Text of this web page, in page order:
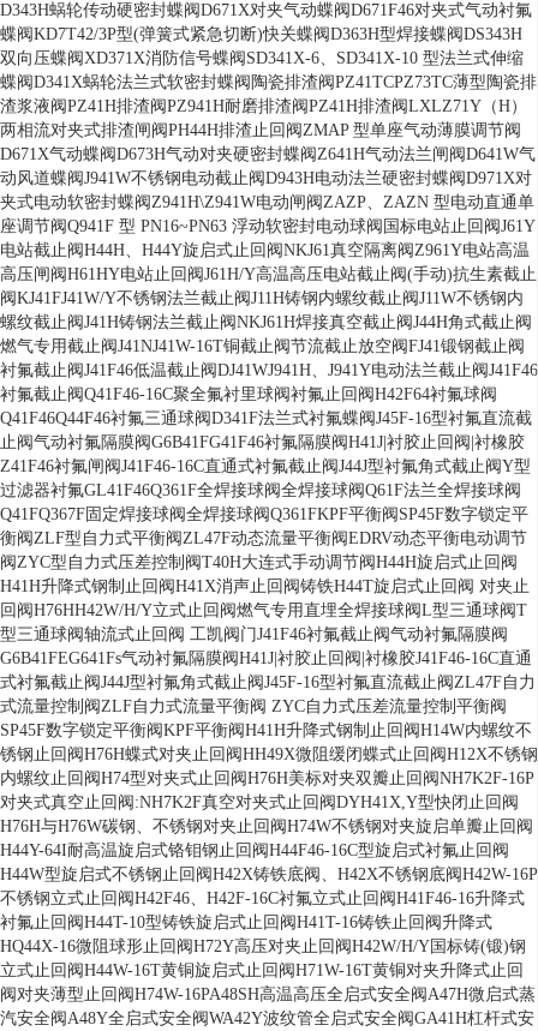
D343H蜗轮传动硬密封蝶阀D671X对夹气动蝶阀D671F46对夹式气动衬氟
蝶阀KD7T42/3P型(弹簧式紧急切断)快关蝶阀D363H型焊接蝶阀DS343H
双向压蝶阀XD371X消防信号蝶阀 SD341X-6、SD341X-10 型法兰式伸缩
蝶阀D341X蜗轮法兰式软密封蝶阀 陶瓷排渣阀PZ41TCPZ73TC薄型陶瓷排
渣浆液阀PZ41H排渣阀PZ941H耐磨排渣阀PZ41H排渣阀LXLZ71Y（H）
两相流对夹式排渣闸阀PH44H排渣止回阀ZMAP 型单座气动薄膜调节阀
D671X气动蝶阀D673H气动对夹硬密封蝶阀Z641H气动法兰闸阀D641W气
动风道蝶阀J941W不锈钢电动截止阀D943H电动法兰硬密封蝶阀D971X对
夹式电动软密封蝶阀Z941H\Z941W电动闸阀ZAZP、ZAZN 型电动直通单
座调节阀Q941F 型 PN16~PN63 浮动软密封电动球阀 国标电站止回阀J61Y
电站截止阀H44H、H44Y旋启式止回阀NKJ61真空隔离阀Z961Y电站高温
高压闸阀H61HY电站止回阀J61H/Y高温高压电站截止阀(手动)抗生素截止
阀KJ41FJ41W/Y不锈钢法兰截止阀J11H铸钢内螺纹截止阀J11W不锈钢内
螺纹截止阀J41H铸钢法兰截止阀NKJ61H焊接真空截止阀J44H角式截止阀
燃气专用截止阀J41NJ41W-16T铜截止阀节流截止放空阀FJ41锻钢截止阀
衬氟截止阀J41F46低温截止阀DJ41WJ941H、J941Y电动法兰截止阀J41F46
衬氟截止阀Q41F46-16C聚全氟衬里球阀衬氟止回阀H42F64衬氟球阀
Q41F46Q44F46衬氟三通球阀D341F法兰式衬氟蝶阀J45F-16型衬氟直流截
止阀气动衬氟隔膜阀G6B41FG41F46衬氟隔膜阀H41J|衬胶止回阀|衬橡胶
Z41F46衬氟闸阀J41F46-16C直通式衬氟截止阀J44J型衬氟角式截止阀Y型
过滤器衬氟GL41F46Q361F全焊接球阀全焊接球阀Q61F法兰全焊接球阀
Q41FQ367F固定焊接球阀全焊接球阀Q361FKPF平衡阀 SP45F数字锁定平
衡阀ZLF型自力式平衡阀ZL47F动态流量平衡阀EDRV动态平衡电动调节
阀ZYC型自力式压差控制阀T40H大连式手动调节阀H44H旋启式止回阀
H41H升降式钢制止回阀H41X消声止回阀铸铁H44T旋启式止回阀 对夹止
回阀H76HH42W/H/Y立式止回阀燃气专用直埋全焊接球阀L型三通球阀T
型三通球阀轴流式止回阀 工凯阀门J41F46衬氟截止阀气动衬氟隔膜阀
G6B41FEG641Fs气动衬氟隔膜阀H41J|衬胶止回阀|衬橡胶J41F46-16C直通
式衬氟截止阀J44J型衬氟角式截止阀J45F-16型衬氟直流截止阀ZL47F自力
式流量控制阀ZLF自力式流量平衡阀 ZYC自力式压差流量控制平衡阀
SP45F数字锁定平衡阀KPF平衡阀H41H升降式钢制止回阀H14W内螺纹不
锈钢止回阀H76H蝶式对夹止回阀HH49X微阻缓闭蝶式止回阀H12X不锈钢
内螺纹止回阀H74型对夹式止回阀H76H美标对夹双瓣止回阀NH7K2F-16P
对夹式真空止回阀 :NH7K2F真空对夹式止回阀DYH41X,Y型快闭止回阀
H76H与H76W碳钢、不锈钢对夹止回阀H74W不锈钢对夹旋启单瓣止回阀
H44Y-64I耐高温旋启式铬钼钢止回阀H44F46-16C型旋启式衬氟止回阀
H44W型旋启式不锈钢止回阀H42X铸铁底阀、H42X不锈钢底阀H42W-16P
不锈钢立式止回阀H42F46、H42F-16C衬氟立式止回阀H41F46-16升降式
衬氟止回阀H44T-10型铸铁旋启式止回阀H41T-16铸铁止回阀升降式
HQ44X-16微阻球形止回阀H72Y高压对夹止回阀H42W/H/Y国标铸(锻)钢
立式止回阀H44W-16T黄铜旋启式止回阀H71W-16T黄铜对夹升降式止回
阀对夹薄型止回阀H74W-16PA48SH高温高压全启式安全阀A47H微启式蒸
汽安全阀A48Y全启式安全阀WA42Y波纹管全启式安全阀GA41H杠杆式安